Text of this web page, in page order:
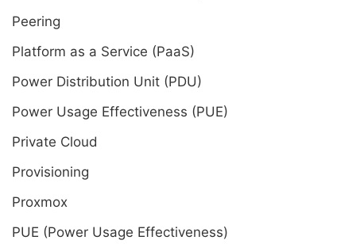
Peering
Platform as a Service (PaaS)
Power Distribution Unit (PDU)
Power Usage Effectiveness (PUE)
Private Cloud
Provisioning
Proxmox
PUE (Power Usage Effectiveness)